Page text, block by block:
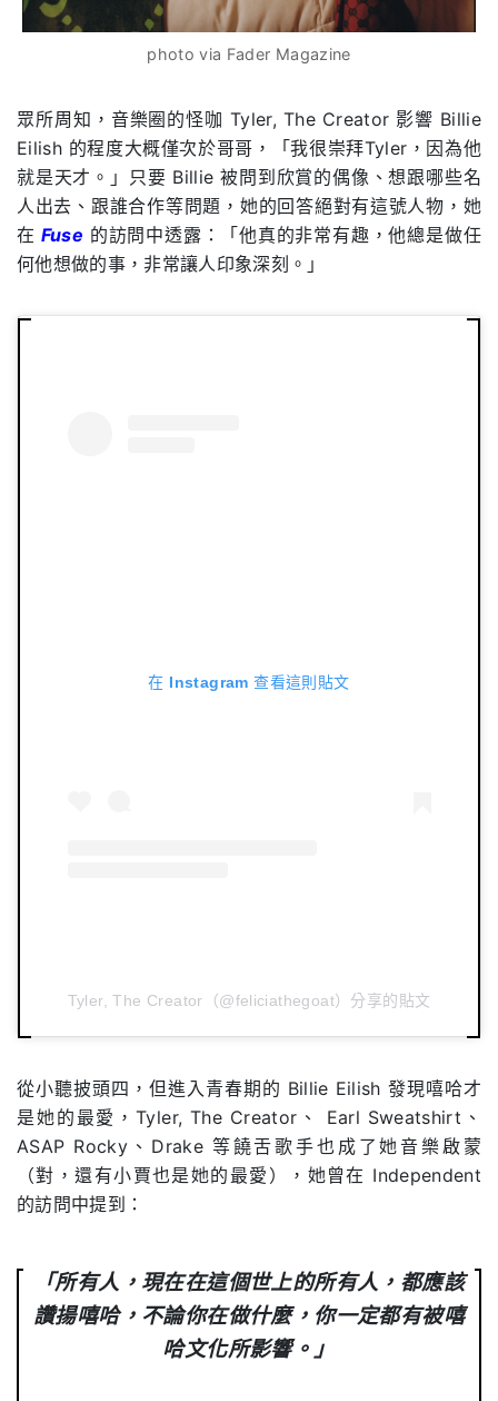
photo via Fader Magazine
眾所周知，音樂圈的怪咖 Tyler, The Creator 影響 Billie
Eilish 的程度大概僅次於哥哥，「我很崇拜Tyler，因為他
就是天才。」只要 Billie 被問到欣賞的偶像、想跟哪些名
人出去、跟誰合作等問題，她的回答絕對有這號人物，她
在 Fuse 的訪問中透露：「他真的非常有趣，他總是做任
何他想做的事，非常讓人印象深刻。」
在 Instagram 查看這則貼文
Tyler, The Creator（@feliciathegoat）分享的貼文
從小聽披頭四，但進入青春期的 Billie Eilish 發現嘻哈才
是她的最愛，Tyler, The Creator、 Earl Sweatshirt、
ASAP Rocky、Drake 等饒舌歌手也成了她音樂啟蒙
（對，還有小賈也是她的最愛），她曾在 Independent
的訪問中提到：
「所有人，現在在這個世上的所有人，都應該
讚揚嘻哈，不論你在做什麼，你一定都有被嘻
哈文化所影響。」